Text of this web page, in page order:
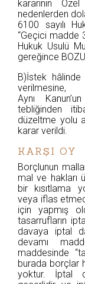
kararının
nedenlerden
6100 sayılı
“Geçici madde
Hukuk Usulü
gereğince
B)İstek hâlinde
verilmesine,
Aynı
tebliğinden
düzeltme yolu
karar verildi.
KARŞI OY
Borçlunun
mal ve hakları
bir kısıtlama
veya iflas
için yapmış
tasarrufların
davaya iptal
devamı
maddesinde
burada borçlar
yoktur. İptal